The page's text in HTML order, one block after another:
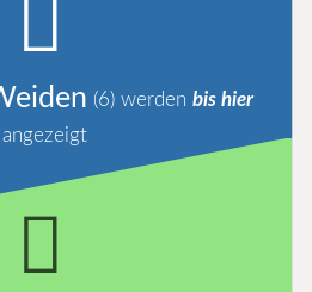
(6)werden bis hier
angezeigt